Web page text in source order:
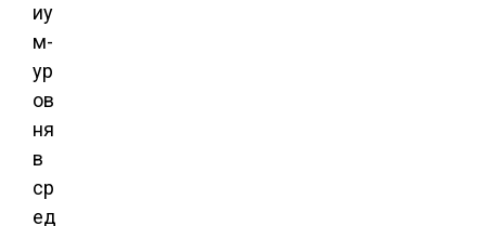
иу
м-
ур
ов
ня
в
ср
ед